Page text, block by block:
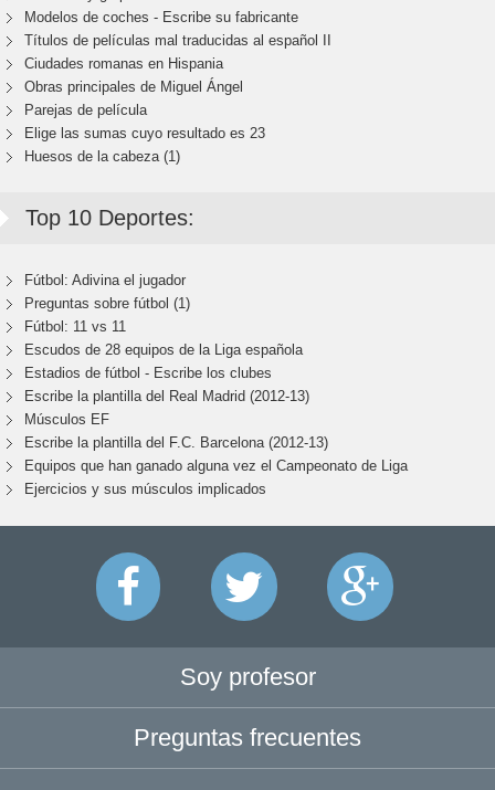
Modelos de coches - Escribe su fabricante
Títulos de películas mal traducidas al español II
Ciudades romanas en Hispania
Obras principales de Miguel Ángel
Parejas de película
Elige las sumas cuyo resultado es 23
Huesos de la cabeza (1)
Top 10 Deportes:
Fútbol: Adivina el jugador
Preguntas sobre fútbol (1)
Fútbol: 11 vs 11
Escudos de 28 equipos de la Liga española
Estadios de fútbol - Escribe los clubes
Escribe la plantilla del Real Madrid (2012-13)
Músculos EF
Escribe la plantilla del F.C. Barcelona (2012-13)
Equipos que han ganado alguna vez el Campeonato de Liga
Ejercicios y sus músculos implicados
Soy profesor
Preguntas frecuentes